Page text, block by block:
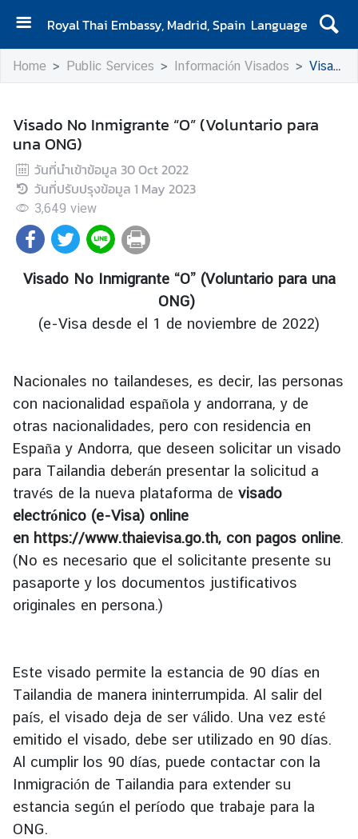
Royal Thai Embassy, Madrid, Spain Language
H
o
A
b
o
u
t
u
e
T
a
v
e
l
B
u
s
s
s
e
r
v
i
Home Public Services Información Visados Visado No Inmigrante “O” (Voluntario para una ONG)
Visado No Inmigrante “O” (Voluntario para
una ONG)
วันที่นำเข้าข้อมูล 30 Oct 2022
วันที่ปรับปรุงข้อมูล 1 May 2023
3,649 view
Visado No Inmigrante “O” (Voluntario para una
ONG)
(e-Visa desde el 1 de noviembre de 2022)
Nacionales no tailandeses, es decir, las personas
con nacionalidad española y andorrana, y de
otras nacionalidades, pero con residencia en
España y Andorra, que deseen solicitar un visado
para Tailandia deberán presentar la solicitud a
través de la nueva plataforma de visado
electrónico (e-Visa) online
en https://www.thaievisa.go.th, con pagos online.
(No es necesario que el solicitante presente su
pasaporte y los documentos justificativos
originales en persona.)
Este visado permite la estancia de 90 días en
Tailandia de manera ininterrumpida. Al salir del
país, el visado deja de ser válido. Una vez esté
emitido el visado, debe ser utilizado en 90 días.
Al cumplir los 90 días, puede contactar con la
Inmigración de Tailandia para extender su
estancia según el período que trabaje para la
ONG.